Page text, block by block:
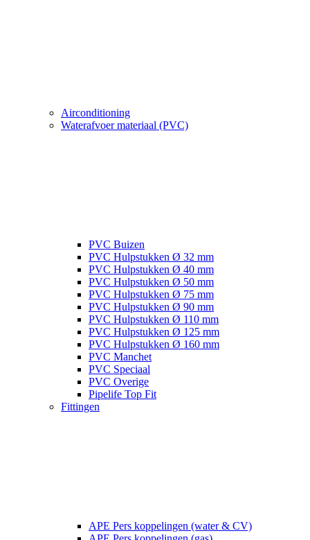
Airconditioning
Waterafvoer materiaal (PVC)
PVC Buizen
PVC Hulpstukken Ø 32 mm
PVC Hulpstukken Ø 40 mm
PVC Hulpstukken Ø 50 mm
PVC Hulpstukken Ø 75 mm
PVC Hulpstukken Ø 90 mm
PVC Hulpstukken Ø 110 mm
PVC Hulpstukken Ø 125 mm
PVC Hulpstukken Ø 160 mm
PVC Manchet
PVC Speciaal
PVC Overige
Pipelife Top Fit
Fittingen
APE Pers koppelingen (water & CV)